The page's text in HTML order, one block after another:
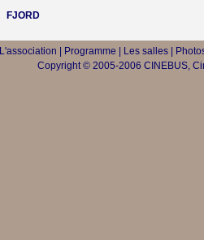
FJORD
L'association Programme Les salles|
Copyright © 2005-2006 CINEBUS,